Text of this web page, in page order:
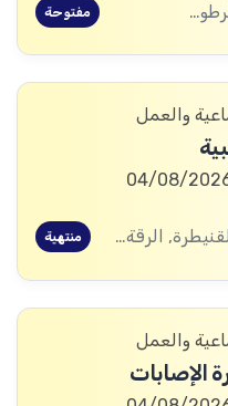
حلب, دمشق, طرطوس, ريف دمشق, ديرالزور, درعا, السويداء, إدلب, القنيطرة, اللاذقية, الرقة, حمص, الحسكة, حماة مفتوحة
والعمل
حلب, القنيطرة, الرقة, ادلب منتهية
والعمل
الإصابات